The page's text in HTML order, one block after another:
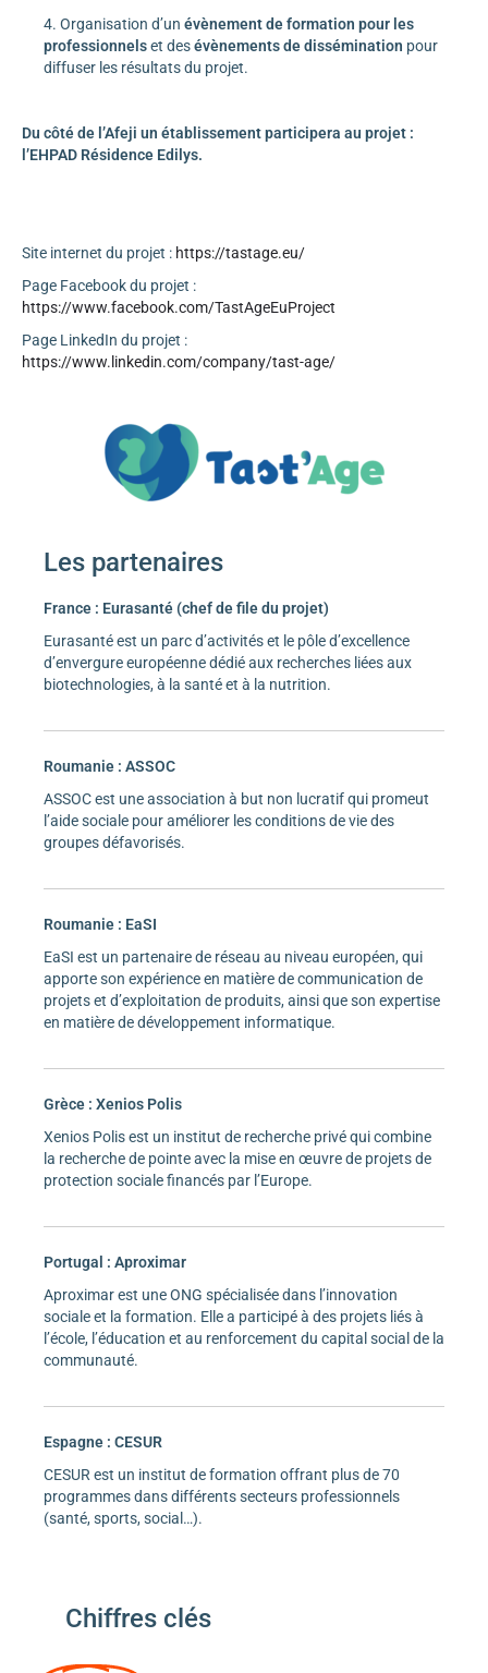
Organisation d’un évènement de formation pour les
professionnelset desévènements de dissémination pour
diffuser les résultats du projet.
Du côté de l’Afeji un établissement participera au projet :
l’EHPAD Résidence Edilys.
Site internet du projet : https://tastage.eu/
Page Facebook du projet :
https://www.facebook.com/TastAgeEuProject
Page LinkedIn du projet :
https://www.linkedin.com/company/tast-age/
Les partenaires
France : Eurasanté (chef de file du projet)
Eurasanté est un parc d’activités et le pôle d’excellence
d’envergure européenne dédié aux recherches liées aux
biotechnologies, à la santé et à la nutrition.
Roumanie : ASSOC
ASSOC est une association à but non lucratif qui promeut
l’aide sociale pour améliorer les conditions de vie des
groupes défavorisés.
Roumanie : EaSI
EaSI est un partenaire de réseau au niveau européen, qui
apporte son expérience en matière de communication de
projets et d’exploitation de produits, ainsi que son expertise
en matière de développement informatique.
Grèce : Xenios Polis
Xenios Polis est un institut de recherche privé qui combine
la recherche de pointe avec la mise en œuvre de projets de
protection sociale financés par l’Europe.
Portugal : Aproximar
Aproximar est une ONG spécialisée dans l’innovation
sociale et la formation. Elle a participé à des projets liés à
l’école, l’éducation et au renforcement du capital social de la
communauté.
Espagne : CESUR
CESUR est un institut de formation offrant plus de 70
programmes dans différents secteurs professionnels
(santé, sports, social…).
Chiffres clés